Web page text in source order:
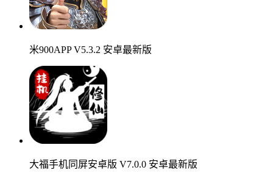
米900APP V5.3.2 安卓最新版
大福手机同屏安卓版 V7.0.0 安卓最新版